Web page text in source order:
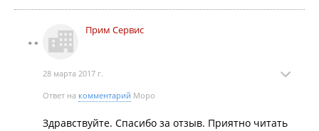
Прим Сервис
28 марта 2017 г.
Ответ на комментарий Моро
Здравствуйте. Спасибо за отзыв. Приятно читать